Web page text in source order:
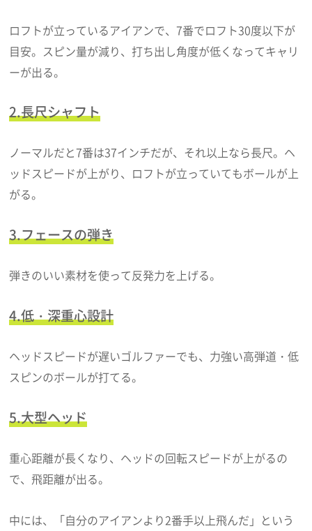
ロフトが立っているアイアンで、7番でロフト30度以下が
目安。スピン量が減り、打ち出し角度が低くなってキャリ
ーが出る。
2.長尺シャフト
ノーマルだと7番は37インチだが、それ以上なら長尺。ヘ
ッドスピードが上がり、ロフトが立っていてもボールが上
がる。
3.フェースの弾き
弾きのいい素材を使って反発力を上げる。
4.低・深重心設計
ヘッドスピードが遅いゴルファーでも、力強い高弾道・低
スピンのボールが打てる。
5.大型ヘッド
重心距離が長くなり、ヘッドの回転スピードが上がるの
で、飛距離が出る。
中には、「自分のアイアンより2番手以上飛んだ」という